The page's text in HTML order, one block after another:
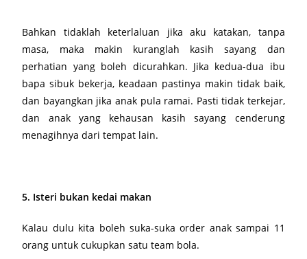
Bahkan tidaklah keterlaluan jika aku katakan, tanpa
masa, maka makin kuranglah kasih sayang dan
perhatian yang boleh dicurahkan. Jika kedua-dua ibu
bapa sibuk bekerja, keadaan pastinya makin tidak baik,
dan bayangkan jika anak pula ramai. Pasti tidak terkejar,
dan anak yang kehausan kasih sayang cenderung
menagihnya dari tempat lain.
5. Isteri bukan kedai makan
Kalau dulu kita boleh suka-suka order anak sampai 11
orang untuk cukupkan satu team bola.